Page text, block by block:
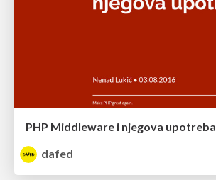
PHP Middleware i njegova upotreba
dafed